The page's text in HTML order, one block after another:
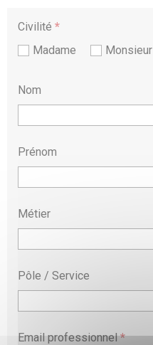
Civilité *
Madame
Monsieur
Nom
Prénom
Métier
Pôle / Service
Email professionnel*